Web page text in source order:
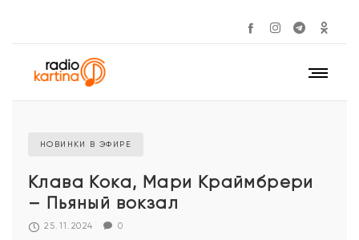
НОВИНКИ В ЭФИРЕ
Клава Кока, Мари Краймбрери
– Пьяный вокзал
25.11.2024 0